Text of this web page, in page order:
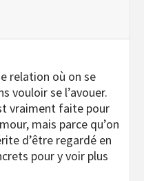
relation où on se
vouloir se l’avouer.
vraiment faite pour
mais parce qu’on
d’être regardé en
pour y voir plus